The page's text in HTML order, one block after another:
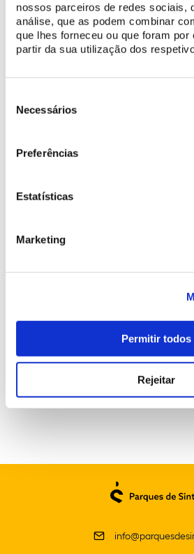
nossos parceiros de redes sociais,
análise, que as podem combinar
que lhes forneceu ou que foram por
partir da sua utilização dos
Necessários
Preferências
Estatísticas
Marketing
Permitir todos
Rejeitar
condições de segurança estejam
florestal na Serra de Sintra, reiterando, a
apelos da Proteção Civil, de especial
zona e de respeito pelo dispositivo de
CONDIÇÕES DE